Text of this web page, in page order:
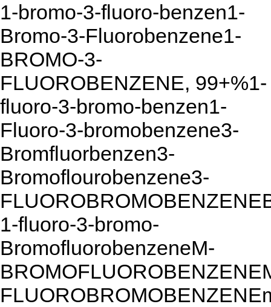
1-bromo-3-fluoro-benzen1-
Bromo-3-Fluorobenzene1-
BROMO-3-
FLUOROBENZENE, 99+%1-
fluoro-3-bromo-benzen1-
Fluoro-3-bromobenzene3-
Bromfluorbenzen3-
Bromoflourobenzene3-
1-fluoro-3-bromo-
BromofluorobenzeneM-